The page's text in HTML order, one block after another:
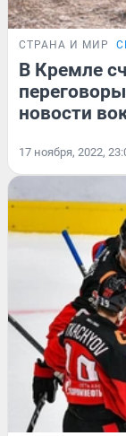
СТРАНА И МИР
В Кремле
новости
17 ноября, 2022,